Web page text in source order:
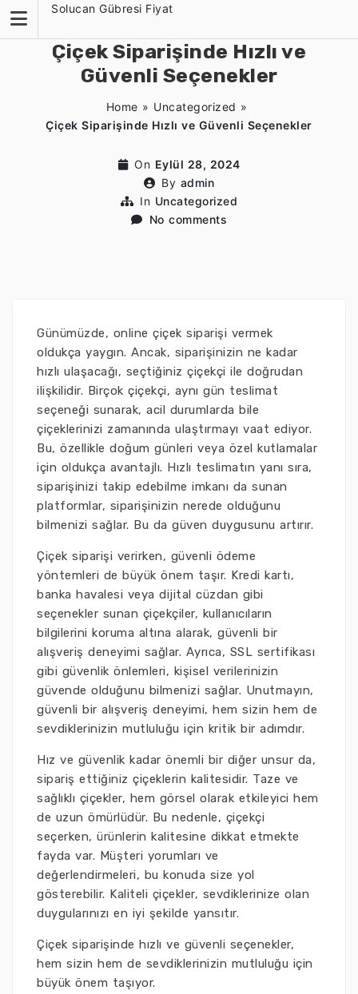
content
Solucan Gübresi Fiyat
Çiçek Siparişinde Hızlı ve
Güvenli Seçenekler
Home » Uncategorized »
Çiçek Siparişinde Hızlı ve Güvenli Seçenekler
On Eylül 28, 2024
By admin
In Uncategorized
No comments
Günümüzde, online çiçek siparişi vermek
oldukça yaygın. Ancak, siparişinizin ne kadar
hızlı ulaşacağı, seçtiğiniz çiçekçi ile doğrudan
ilişkilidir. Birçok çiçekçi, aynı gün teslimat
seçeneği sunarak, acil durumlarda bile
çiçeklerinizi zamanında ulaştırmayı vaat ediyor.
Bu, özellikle doğum günleri veya özel kutlamalar
için oldukça avantajlı. Hızlı teslimatın yanı sıra,
siparişinizi takip edebilme imkanı da sunan
platformlar, siparişinizin nerede olduğunu
bilmenizi sağlar. Bu da güven duygusunu artırır.
Çiçek siparişi verirken, güvenli ödeme
yöntemleri de büyük önem taşır. Kredi kartı,
banka havalesi veya dijital cüzdan gibi
seçenekler sunan çiçekçiler, kullanıcıların
bilgilerini koruma altına alarak, güvenli bir
alışveriş deneyimi sağlar. Ayrıca, SSL sertifikası
gibi güvenlik önlemleri, kişisel verilerinizin
güvende olduğunu bilmenizi sağlar. Unutmayın,
güvenli bir alışveriş deneyimi, hem sizin hem de
sevdiklerinizin mutluluğu için kritik bir adımdır.
Hız ve güvenlik kadar önemli bir diğer unsur da,
sipariş ettiğiniz çiçeklerin kalitesidir. Taze ve
sağlıklı çiçekler, hem görsel olarak etkileyici hem
de uzun ömürlüdür. Bu nedenle, çiçekçi
seçerken, ürünlerin kalitesine dikkat etmekte
fayda var. Müşteri yorumları ve
değerlendirmeleri, bu konuda size yol
gösterebilir. Kaliteli çiçekler, sevdiklerinize olan
duygularınızı en iyi şekilde yansıtır.
Çiçek siparişinde hızlı ve güvenli seçenekler,
hem sizin hem de sevdiklerinizin mutluluğu için
büyük önem taşıyor.